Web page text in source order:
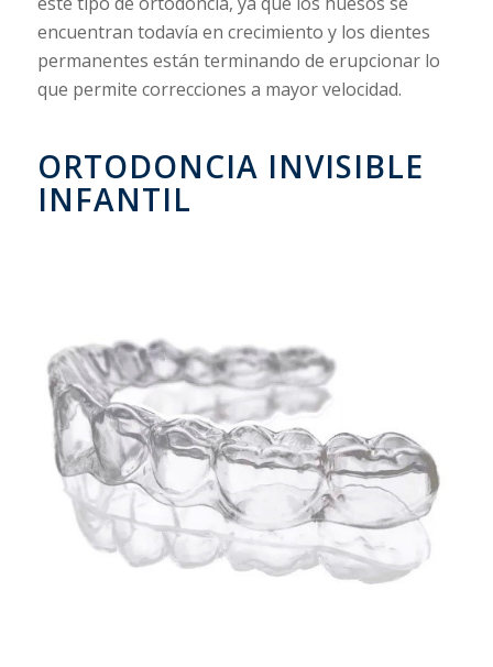
encuentran todavía en crecimiento y los dientes
permanentes están terminando de erupcionar lo
que permite correcciones a mayor velocidad.
ORTODONCIA INVISIBLE
INFANTIL